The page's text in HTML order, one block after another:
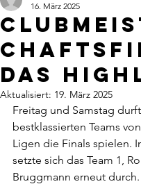
das
16. März 2025
Aktualisiert: 19. März 2025
Freitag und Samstag
bestklassierten Teams
Ligen die Finals spielen.
setzte sich das Team 1,
Bruggmann erneut